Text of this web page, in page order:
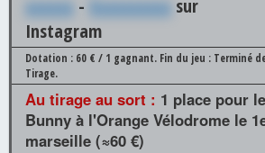
xxxxxx - Xxxxxxxxxx sur
Instagram
Dotation : 60 € / 1 gagnant. Fin du jeu : Terminé
Tirage.
Au tirage au sort : 1 place pour
Bunny à l'Orange Vélodrome le
marseille (≈60 €)